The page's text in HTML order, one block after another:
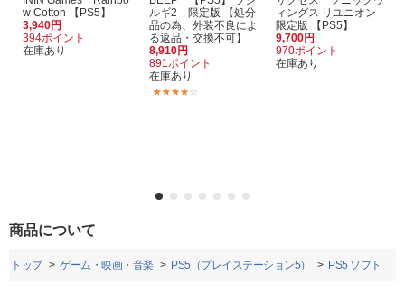
w Cotton 【PS5】
3,940円
394ポイント
在庫あり
ルギ2 限定版 【処分
品の為、外装不良によ
る返品・交換不可】
8,910円
891ポイント
在庫あり
ィングス リユニオン
限定版 【PS5】
9,700円
970ポイント
在庫あり
商品について
トップ ゲーム・映画・音楽 PS5（プレイステーション5） PS5 ソフト